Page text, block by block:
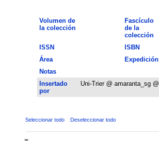
Volumen de
la colección
Fascículo
de la
colección
ISSN ISBN
Área
Expedición
Notas
Insertado
por
Uni-Trier @ amaranta_sg @
Seleccionar todo Deseleccionar todo